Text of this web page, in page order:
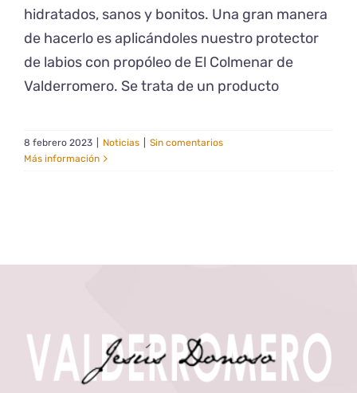
hidratados, sanos y bonitos. Una gran manera
de hacerlo es aplicándoles nuestro protector
de labios con propóleo de El Colmenar de
Valderromero. Se trata de un producto
8 febrero 2023 Noticias
Sin comentarios
Más información